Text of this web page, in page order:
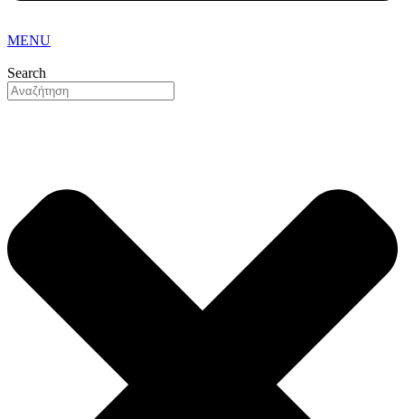
MENU
Search